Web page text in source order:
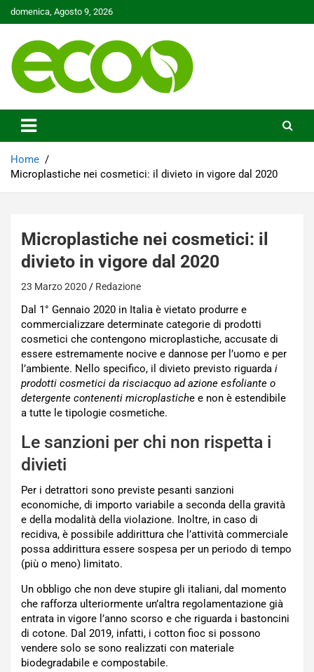
Skip
to
domenica, Agosto 9, 2026
Ecoo.it
Home
Microplastiche nei cosmetici: il divieto in vigore dal 2020
Microplastiche nei cosmetici: il
divieto in vigore dal 2020
23 Marzo 2020 Redazione
Dal 1° Gennaio 2020 in Italia è vietato produrre e
commercializzare determinate categorie di prodotti
cosmetici che contengono microplastiche, accusate di
essere estremamente nocive e dannose per l’uomo e per
l’ambiente. Nello specifico, il divieto previsto riguarda i
prodotti cosmetici da risciacquo ad azione esfoliante o
detergente contenenti microplastiche e non è estendibile
a tutte le tipologie cosmetiche.
Le sanzioni per chi non rispetta i
divieti
Per i detrattori sono previste pesanti sanzioni
economiche, di importo variabile a seconda della gravità
e della modalità della violazione. Inoltre, in caso di
recidiva, è possibile addirittura che l’attività commerciale
possa addirittura essere sospesa per un periodo di tempo
(più o meno) limitato.
Un obbligo che non deve stupire gli italiani, dal momento
che rafforza ulteriormente un’altra regolamentazione già
entrata in vigore l’anno scorso e che riguarda i bastoncini
di cotone. Dal 2019, infatti, i cotton fioc si possono
vendere solo se sono realizzati con materiale
biodegradabile e compostabile.